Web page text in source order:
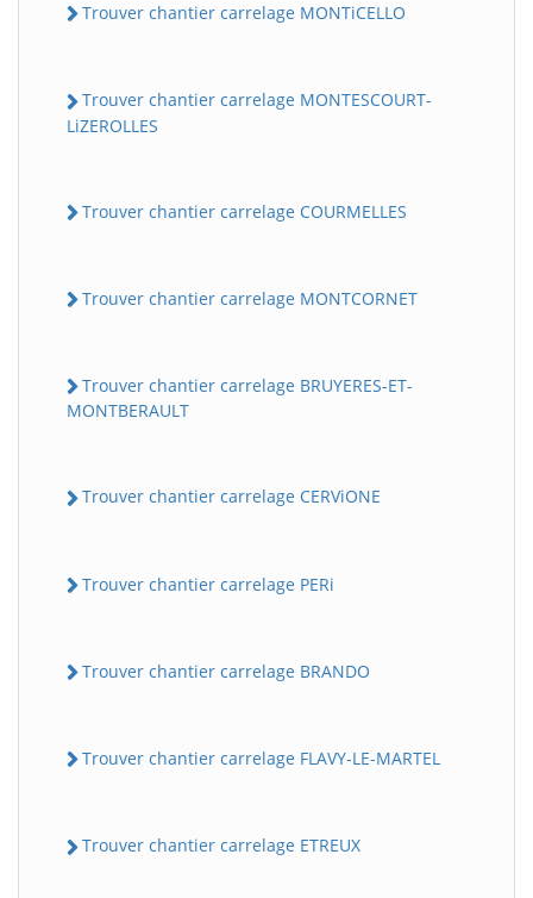
Trouver chantier carrelage MONTiCELLO
Trouver chantier carrelage MONTESCOURT-
LiZEROLLES
Trouver chantier carrelage COURMELLES
Trouver chantier carrelage MONTCORNET
Trouver chantier carrelage BRUYERES-ET-
MONTBERAULT
Trouver chantier carrelage CERViONE
Trouver chantier carrelage PERi
Trouver chantier carrelage BRANDO
Trouver chantier carrelage FLAVY-LE-MARTEL
Trouver chantier carrelage ETREUX